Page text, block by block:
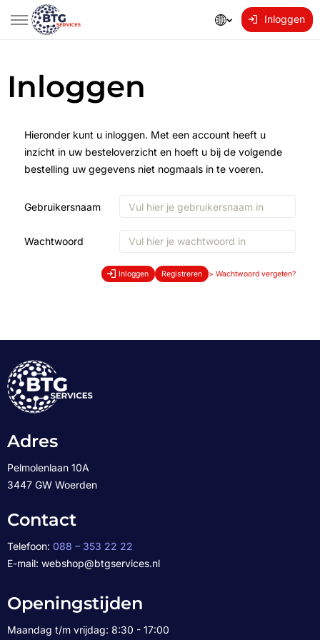
Inloggen
Inloggen
Hieronder kunt u inloggen. Met een account heeft u
inzicht in uw besteloverzicht en hoeft u bij de volgende
bestelling uw gegevens niet nogmaals in te voeren.
Gebruikersnaam
Wachtwoord
Inloggen Registreren > Wachtwoord vergeten?
Adres
Pelmolenlaan 10A
3447 GW Woerden
Contact
Telefoon: 088 – 353 22 22
E-mail: webshop@btgservices.nl
Openingstijden
Maandag t/m vrijdag: 8:30 - 17:00